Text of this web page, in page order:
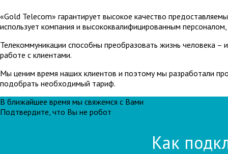
«Gold Telecom» гарантирует высокое качество
использует компания и высококвалифицированным
Телекоммуникации способны преобразовать жизнь человека
работе с клиентами.
Мы ценим время наших клиентов и поэтому мы разработали
подобрать необходимый тариф.
В ближайшее время мы свяжемся с Вами
Подтвердите, что Вы не робот
Как